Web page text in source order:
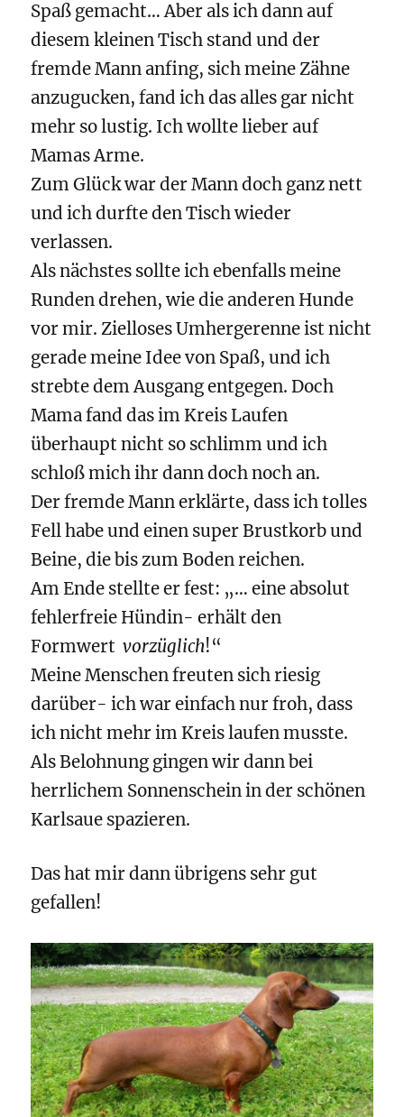
Spaß gemacht… Aber als ich dann auf
diesem kleinen Tisch stand und der
fremde Mann anfing, sich meine Zähne
anzugucken, fand ich das alles gar nicht
mehr so lustig. Ich wollte lieber auf
Mamas Arme.
Zum Glück war der Mann doch ganz nett
und ich durfte den Tisch wieder
verlassen.
Als nächstes sollte ich ebenfalls meine
Runden drehen, wie die anderen Hunde
vor mir. Zielloses Umhergerenne ist nicht
gerade meine Idee von Spaß, und ich
strebte dem Ausgang entgegen. Doch
Mama fand das im Kreis Laufen
überhaupt nicht so schlimm und ich
schloß mich ihr dann doch noch an.
Der fremde Mann erklärte, dass ich tolles
Fell habe und einen super Brustkorb und
Beine, die bis zum Boden reichen.
Am Ende stellte er fest: „… eine absolut
fehlerfreie Hündin- erhält den
Formwertvorzüglich!“
Meine Menschen freuten sich riesig
darüber- ich war einfach nur froh, dass
ich nicht mehr im Kreis laufen musste.
Als Belohnung gingen wir dann bei
herrlichem Sonnenschein in der schönen
Karlsaue spazieren.
Das hat mir dann übrigens sehr gut
gefallen!